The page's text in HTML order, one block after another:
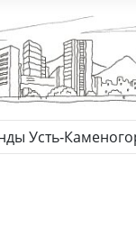
Усть-